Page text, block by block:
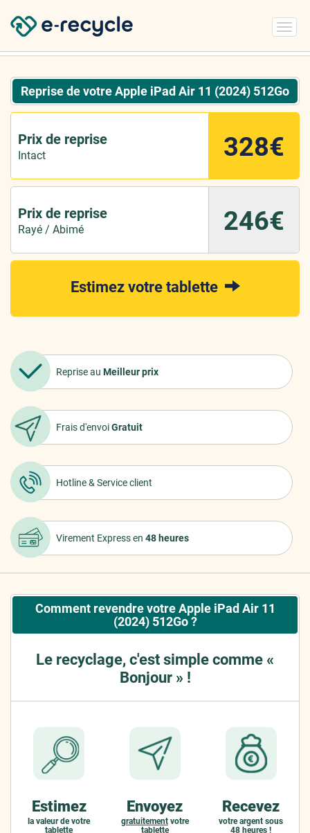
Reprise de votre Apple iPad Air 11 (2024) 512Go
Prix de reprise
Intact 328€
Prix de reprise
Rayé / Abimé 246€
Estimez votre tablette
Reprise au Meilleur prix
Frais d'envoiGratuit
Hotline & Service client
Virement Expressen 48 heures
Comment revendre votre Apple iPad Air 11
(2024) 512Go ?
Le recyclage, c'est simple comme «
Bonjour » !
Estimez
la valeur de votre
tablette
Envoyez
gratuitementvotre
tablette
Recevez
votre argent sous
48 heures !